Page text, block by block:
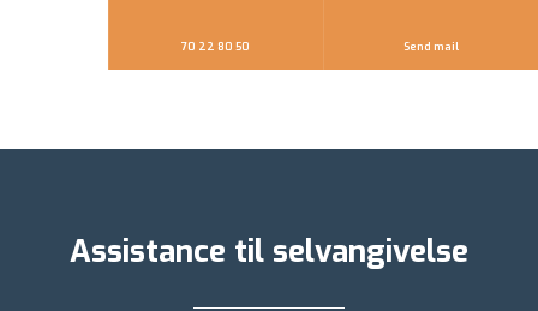
70 22 80 50 Send mail
Assistance til selvangivelse